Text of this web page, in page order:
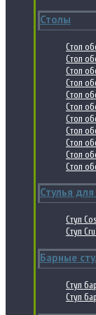
Столы
Стол
Стол
Стол
Стол
Стол
Стол
Стол
Стол
Стол
Стол
Стол
Стулья
Стул
Стул
Барные
Стул
Стул